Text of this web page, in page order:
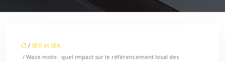
/ SEO et SEA
/ Waze moto : quel impact sur le référencement local des